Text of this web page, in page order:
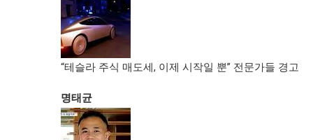
“테슬라 주식 매도세, 이제 시작일 뿐” 전문가들 경고
명태균